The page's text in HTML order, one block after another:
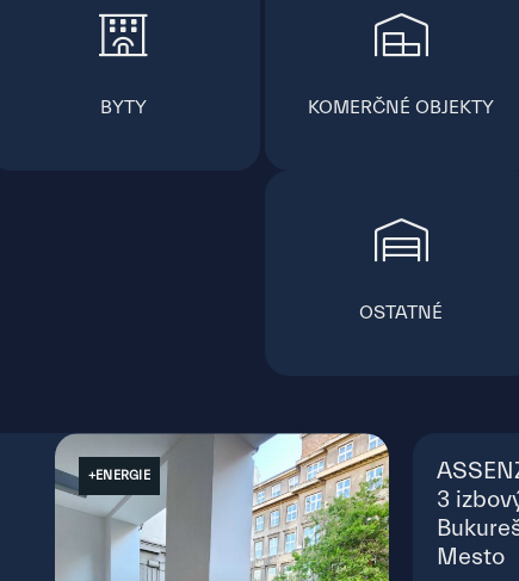
BYTY KOMERČNÉ OBJEKTY
OSTATNÉ
+ENERGIE
3
Mesto